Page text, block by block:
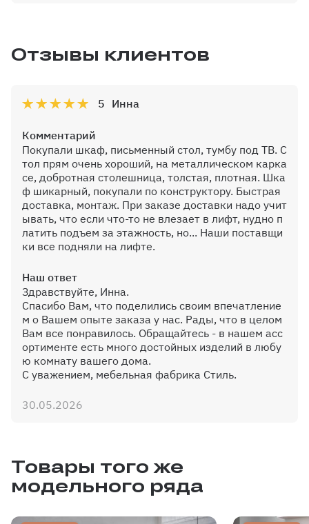
Дополнительная вертикальная
Дополнительная полка до 600 мм
1200 мм
Дополнительная штанга
Выкатная корзина Сибо шириной
до 600мм
Отзывы клиентов
5 Инна
Комментарий
Покупали шкаф, письменный стол, тумбу под ТВ. С
тол прям очень хороший, на металлическом карка
се, добротная столешница, толстая, плотная. Шка
ф шикарный, покупали по конструктору. Быстрая
доставка, монтаж. При заказе доставки надо учит
ывать, что если что-то не влезает в лифт, нудно п
латить подъем за этажность, но... Наши поставщи
ки все подняли на лифте.
Наш ответ
Здравствуйте, Инна.
Спасибо Вам, что поделились своим впечатление
м о Вашем опыте заказа у нас. Рады, что в целом
Вам все понравилось. Обращайтесь - в нашем асс
ортименте есть много достойных изделий в любу
ю комнату вашего дома.
С уважением, мебельная фабрика Стиль.
30.05.2026
Товары того же
модельного ряда